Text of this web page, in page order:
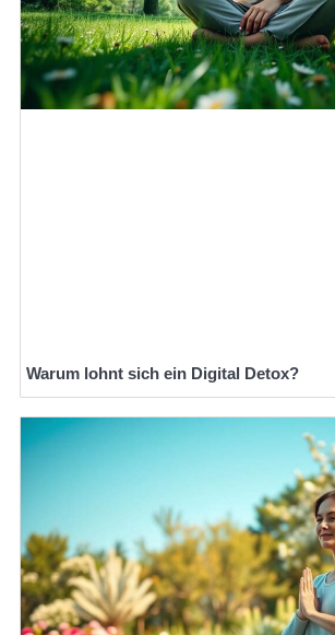
Warum lohnt sich ein Digital Detox?